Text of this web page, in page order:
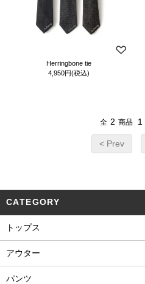
Herringbone tie
4,950円(税込)
全 2 商品 1
< Prev
CATEGORY
トップス
アウター
パンツ